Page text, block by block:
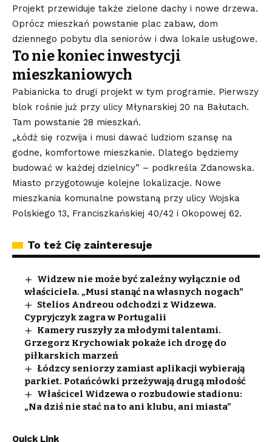
Projekt przewiduje także zielone dachy i nowe drzewa.
Oprócz mieszkań powstanie plac zabaw, dom
dziennego pobytu dla seniorów i dwa lokale usługowe.
To nie koniec inwestycji
mieszkaniowych
Pabianicka to drugi projekt w tym programie. Pierwszy
blok rośnie już przy ulicy Młynarskiej 20 na Bałutach.
Tam powstanie 28 mieszkań.
„Łódź się rozwija i musi dawać ludziom szansę na
godne, komfortowe mieszkanie. Dlatego będziemy
budować w każdej dzielnicy” – podkreśla Zdanowska.
Miasto przygotowuje kolejne lokalizacje. Nowe
mieszkania komunalne powstaną przy ulicy Wojska
Polskiego 13, Franciszkańskiej 40/42 i Okopowej 62.
To też Cię zainteresuje
Widzew nie może być zależny wyłącznie od
właściciela. „Musi stanąć na własnych nogach”
Stelios Andreou odchodzi z Widzewa.
Cypryjczyk zagra w Portugalii
Kamery ruszyły za młodymi talentami.
Grzegorz Krychowiak pokaże ich drogę do
piłkarskich marzeń
Łódzcy seniorzy zamiast aplikacji wybierają
parkiet. Potańcówki przeżywają drugą młodość
Właścicel Widzewa o rozbudowie stadionu:
„Na dziś nie stać na to ani klubu, ani miasta”
Quick Link